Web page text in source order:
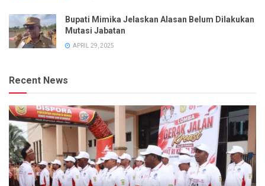
Bupati Mimika Jelaskan Alasan Belum Dilakukan
Mutasi Jabatan
APRIL 29, 2025
Recent News